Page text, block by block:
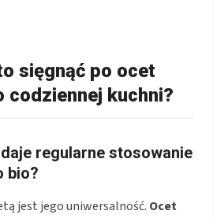
sięgnąć po ocet
codziennej kuchni?
regularne stosowanie
bio?
jest jego uniwersalność. Ocet